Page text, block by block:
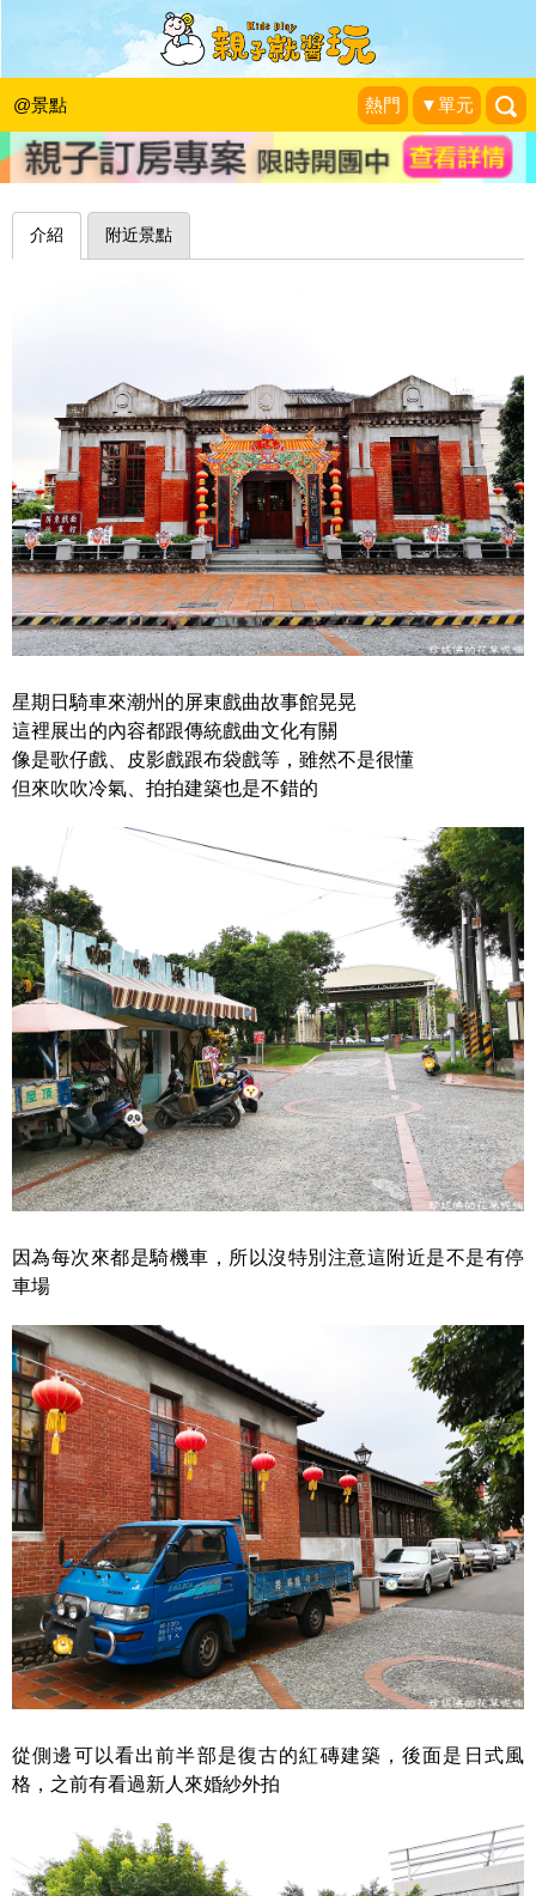
@景點 熱門 ▼單元
明華園的故鄉，結合在地戲曲與人文風
景～屏東戲曲故事館
❤珍妮佛的花草呢喃❤|2018-07-16
介紹 附近景點
星期日騎車來潮州的屏東戲曲故事館晃晃
這裡展出的內容都跟傳統戲曲文化有關
像是歌仔戲、皮影戲跟布袋戲等，雖然不是很懂
但來吹吹冷氣、拍拍建築也是不錯的
因為每次來都是騎機車，所以沒特別注意這附近是不是有停
車場
從側邊可以看出前半部是復古的紅磚建築，後面是日式風
格，之前有看過新人來婚紗外拍